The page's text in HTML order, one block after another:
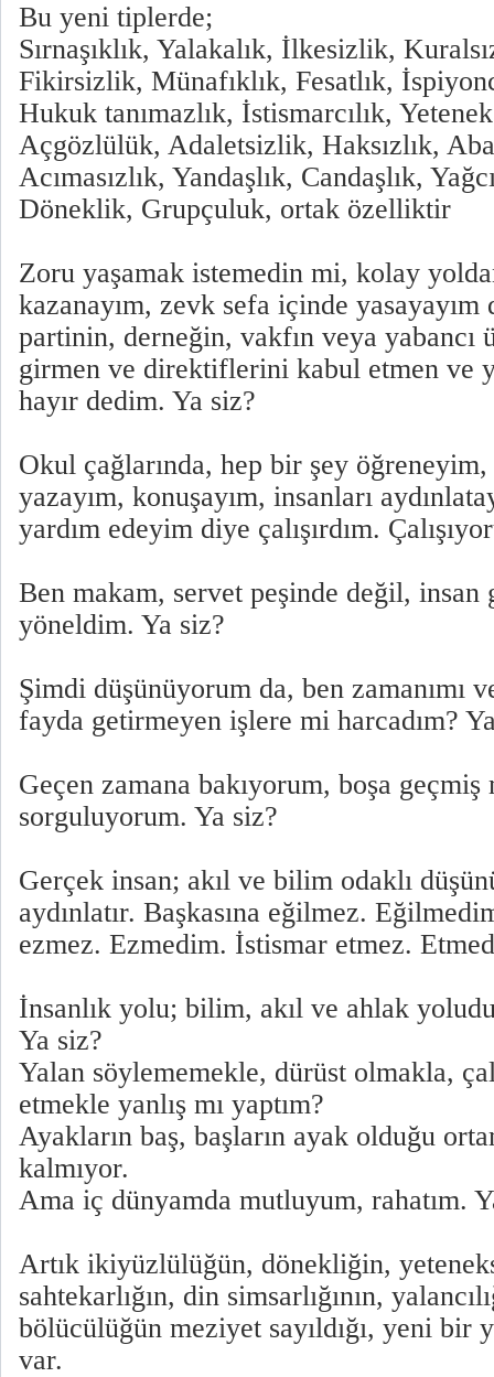
Bu yeni tiplerde;
Sırnaşıklık, Yalakalık, İlkesizlik,
Fikirsizlik, Münafıklık, Fesatlık,
Hukuk tanımazlık, İstismarcılık,
Açgözlülük, Adaletsizlik, Haksızlık,
Acımasızlık, Yandaşlık, Candaşlık,
Döneklik, Grupçuluk, ortak özelliktir
Zoru yaşamak istemedin mi, kolay
kazanayım, zevk sefa içinde
partinin, derneğin, vakfın veya yabancı
girmen ve direktiflerini kabul etmen ve
hayır dedim. Ya siz?
Okul çağlarında, hep bir şey
yazayım, konuşayım, insanları
yardım edeyim diye çalışırdım.
Ben makam, servet peşinde değil, insan
yöneldim. Ya siz?
Şimdi düşünüyorum da, ben zamanımı
fayda getirmeyen işlere mi harcadım?
Geçen zamana bakıyorum, boşa
sorguluyorum. Ya siz?
Gerçek insan; akıl ve bilim odaklı
aydınlatır. Başkasına eğilmez.
ezmez. Ezmedim. İstismar etmez.
İnsanlık yolu; bilim, akıl ve ahlak
Ya siz?
Yalan söylememekle, dürüst olmakla,
etmekle yanlış mı yaptım?
Ayakların baş, başların ayak olduğu
kalmıyor.
Ama iç dünyamda mutluyum, rahatım.
Artık ikiyüzlülüğün, dönekliğin,
sahtekarlığın, din simsarlığının,
bölücülüğün meziyet sayıldığı, yeni bir
var.